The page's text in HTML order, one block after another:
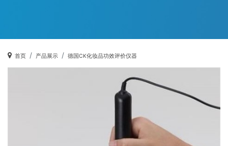
首页 产品展示 德国CK化妆品功效评价仪器